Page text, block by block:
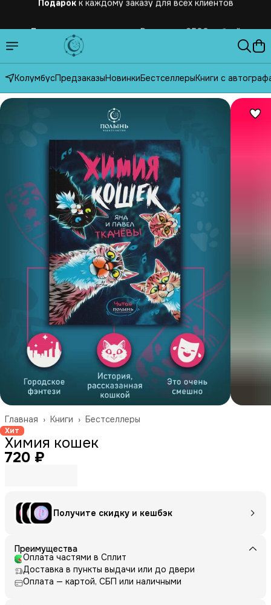
КолумбусПредзаказыНовинкиБестселлерыКниги с
Бестселлеры
Книги ›
Главная ›
Хит
Химия кошек
720 ₽
Получите скидку и кешбэк
Преимущества
Оплата частями в Сплит
Доставка в пункты выдачи или до двери
Оплата — картой, СБП или наличными